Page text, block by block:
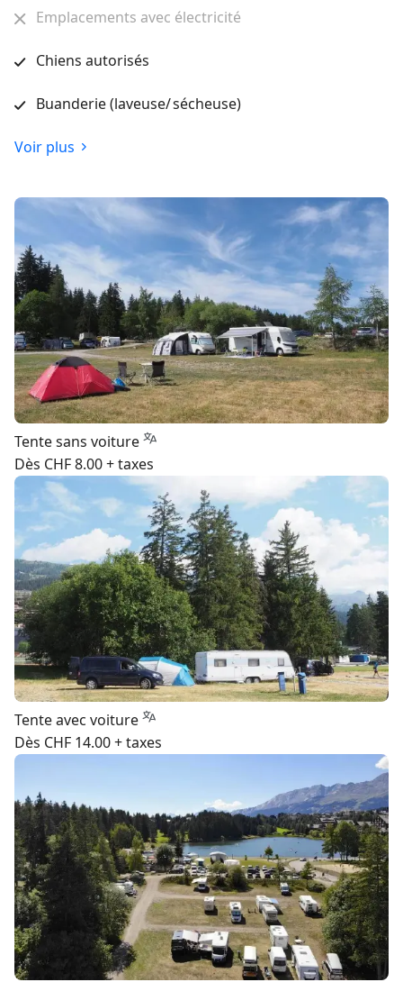
Emplacements avec électricité
Chiens autorisés
Buanderie (laveuse/ sécheuse)
Voir plus
Tente sans voiture
Dès CHF 8.00 + taxes
Tente avec voiture
Dès CHF 14.00 + taxes